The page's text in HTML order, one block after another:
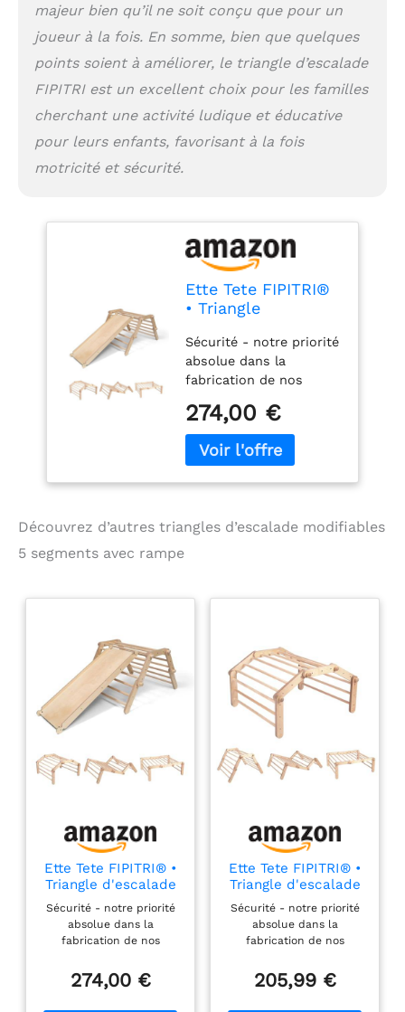
majeur bien qu’il ne soit conçu que pour un
joueur à la fois. En somme, bien que quelques
points soient à améliorer, le triangle d’escalade
FIPITRI est un excellent choix pour les familles
cherchant une activité ludique et éducative
pour leurs enfants, favorisant à la fois
motricité et sécurité.
Ette Tete FIPITRI®
• Triangle
Modifiable 5
Segments (avec
Rampe)
Sécurité - notre priorité
absolue dans la
fabrication de nos
découvrez chaque jour
de nouvelles façons
d'escalader et de jouer.
Partage social - le cadre
de glisse suscitera une
immense joie Motricité
globale - les enfants se
développeront la force
et la mobilité des bras,
des jambes, du dos et
des muscles
Indépendance - votre
votre aide Naturel et
sans plastique -
contreplaqué de
bouleau avec vernis
sans danger pour les
enfants, et aucun
274,00 €
Découvrez d’autres triangles d’escalade modifiables
5 segments avec rampe
Ette Tete FIPITRI® •
Triangle d'escalade
Modifiable 5
Segments (avec
Rampe)
Sécurité - notre priorité
absolue dans la
fabrication de nos
découvrez chaque jour de
nouvelles façons
274,00 €
Ette Tete FIPITRI® •
Triangle d'escalade
Modifiable 5
Segments (sans
Rampe)
Sécurité - notre priorité
absolue dans la
fabrication de nos
découvrez chaque jour de
nouvelles façons
205,99 €